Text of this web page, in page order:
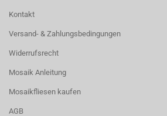
Kontakt
Versand- & Zahlungsbedingungen
Widerrufsrecht
Mosaik Anleitung
Mosaikfliesen kaufen
AGB